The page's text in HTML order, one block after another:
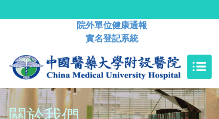
院外單位健康通報
實名登記系統